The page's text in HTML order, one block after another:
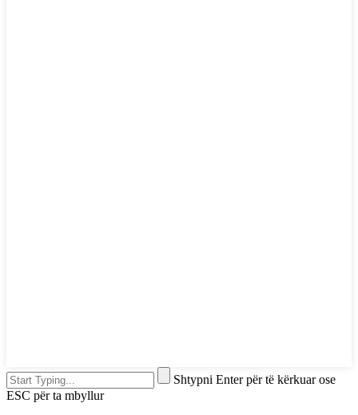
Shtypni Enter për të kërkuar ose
ESC për ta mbyllur